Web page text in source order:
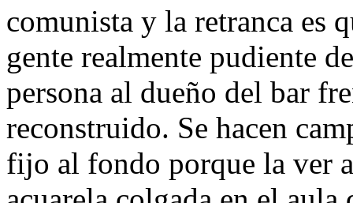
comunista y la retranca es
gente realmente pudiente
persona al dueño del bar
reconstruido. Se hacen
fijo al fondo porque la ver